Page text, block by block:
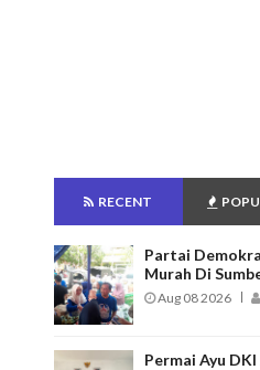
RECENT
Partai
Murah Di
Aug 08 2026
Permai Ayu